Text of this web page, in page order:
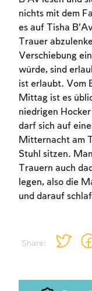
Share:
nichts mit dem
es auf Tisha
Trauer
Verschiebung
würde, sind
ist erlaubt. Vom
Mittag ist es
niedrigen
darf sich auf
Mitternacht am
Stuhl sitzen.
Trauern auch
legen, also die
und darauf